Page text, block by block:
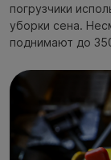
погрузчики
уборки сена.
поднимают до